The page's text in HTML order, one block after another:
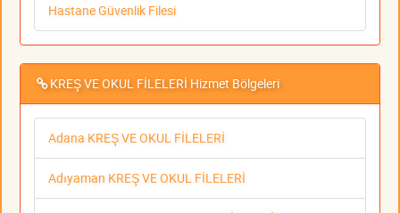
Hastane Güvenlik Filesi
KREŞ VE OKUL FİLELERİ Hizmet Bölgeleri
Adana KREŞ VE OKUL FİLELERİ
Adıyaman KREŞ VE OKUL FİLELERİ